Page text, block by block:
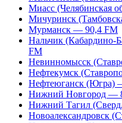
Миасс (Челябинская
Мичуринск
Мурманск — 90,4 FM
Нальчик (Кабардино-
FM
Невинномысск
Нефтекумск
Нефтеюганск (Югра)
Нижний Новгород —
Нижний Тагил
Новоалександровск